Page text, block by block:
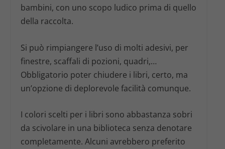
bambini, con uno scopo ludico prima di quello
della raccolta.
Si può rimpiangere l’uso di molti adesivi, per
finestre, scaffali di pozioni, quadri,…
Obbligatorio poter chiudere i libri, certo, ma
un’opzione di deplorevole facilità comunque.
I colori scelti per i libri sono abbastanza sobri
da scivolare in una biblioteca senza denotare
completamente. Alcuni avrebbero preferito